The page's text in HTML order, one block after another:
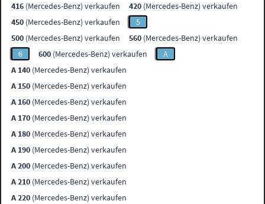
416 (Mercedes-Benz) verkaufen 420 (Mercedes-Benz) verkaufen
450 (Mercedes-Benz) verkaufen
5
500 (Mercedes-Benz) verkaufen 560 (Mercedes-Benz) verkaufen
6
600 (Mercedes-Benz) verkaufen
A
A 140 (Mercedes-Benz) verkaufen
A 150 (Mercedes-Benz) verkaufen
A 160 (Mercedes-Benz) verkaufen
A 170 (Mercedes-Benz) verkaufen
A 180 (Mercedes-Benz) verkaufen
A 190 (Mercedes-Benz) verkaufen
A 200 (Mercedes-Benz) verkaufen
A 210 (Mercedes-Benz) verkaufen
A 220 (Mercedes-Benz) verkaufen